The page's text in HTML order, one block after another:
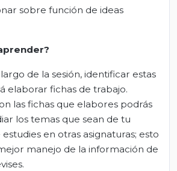
sobre función de ideas
de la sesión, identificar estas
elaborar fichas de trabajo.
las fichas que elabores podrás
los temas que sean de tu
en otras asignaturas; esto
manejo de la información de